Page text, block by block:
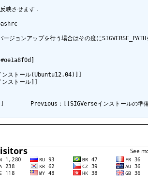
映させます．
ジョンアップを行う場合はその度に
ストール(Ubuntu12.04)]]
ストール]]
　 　Previous：[[SIGVerseインストールの準